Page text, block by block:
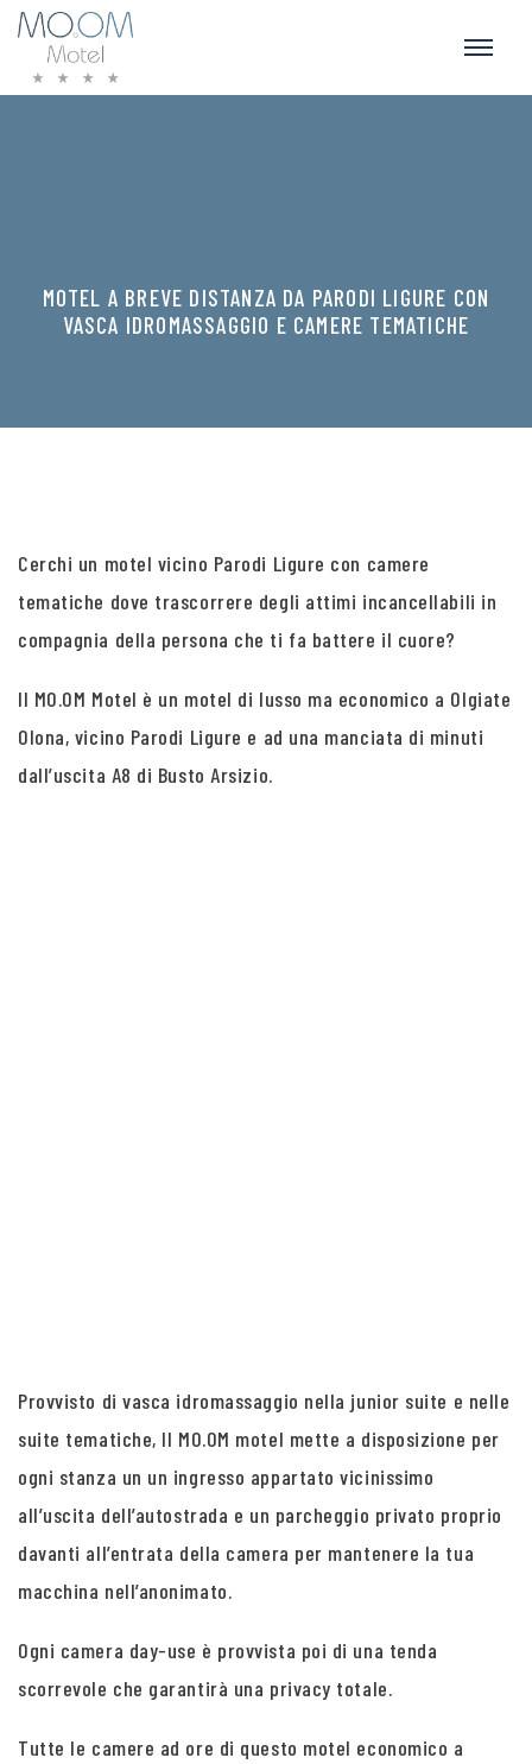
MOTEL A BREVE DISTANZA DA PARODI LIGURE CON
VASCA IDROMASSAGGIO E CAMERE TEMATICHE
Cerchi un motel vicino Parodi Ligure con camere
tematiche dove trascorrere degli attimi incancellabili in
compagnia della persona che ti fa battere il cuore?
Il MO.OM Motel è un motel di lusso ma economico a Olgiate
Olona, vicino Parodi Ligure e ad una manciata di minuti
dall’uscita A8 di Busto Arsizio.
Provvisto di vasca idromassaggio nella junior suite e nelle
suite tematiche, Il MO.OM motel mette a disposizione per
ogni stanza un un ingresso appartato vicinissimo
all’uscita dell’autostrada e un parcheggio privato proprio
davanti all’entrata della camera per mantenere la tua
macchina nell’anonimato.
Ogni camera day-use è provvista poi di una tenda
scorrevole che garantirà una privacy totale.
Tutte le camere ad ore di questo motel economico a